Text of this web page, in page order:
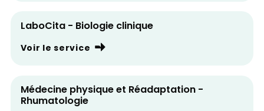
LaboCita - Biologie clinique
Voir le service
Médecine physique et Réadaptation -
Rhumatologie